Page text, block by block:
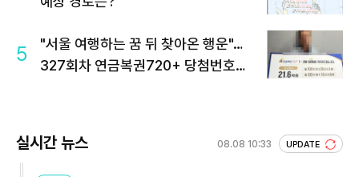
5
"서울 여행하는 꿈 뒤 찾아온 행운"…
327회차 연금복권720+ 당첨번호조
실시간 뉴스 08.08 10:33 UPDATE